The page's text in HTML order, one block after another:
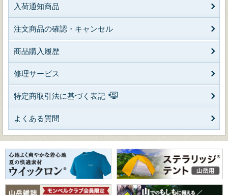
入荷通知商品
注文商品の確認・キャンセル
商品購入履歴
修理サービス
特定商取引法に基づく表記
よくある質問